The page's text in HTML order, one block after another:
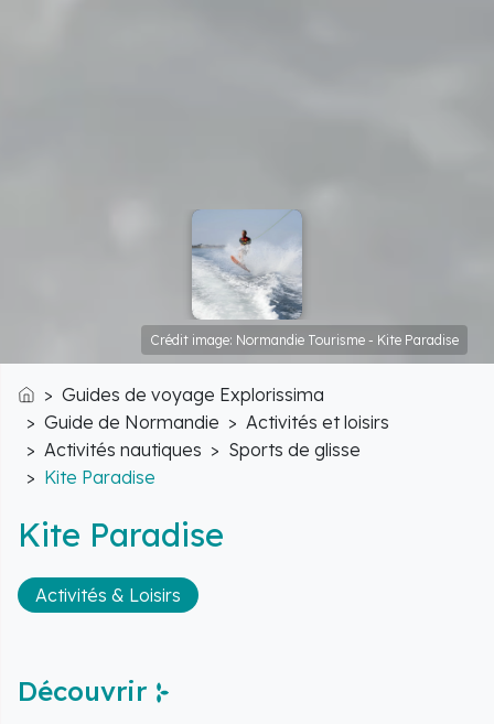
Crédit image: Normandie Tourisme - Kite Paradise
Accueil
Guides de voyage Explorissima
Guide de Normandie
Activités et loisirs
Activités nautiques
Sports de glisse
Kite Paradise
Kite Paradise
Activités & Loisirs
Découvrir